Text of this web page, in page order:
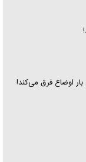
اوضاع فرق می‌کند!